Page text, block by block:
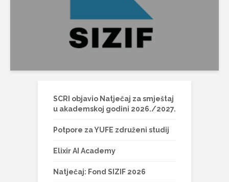
SCRI objavio Natječaj za smještaj
u akademskoj godini 2026./2027.
Potpore za YUFE združeni studij
Elixir AI Academy
Natječaj: Fond SIZIF 2026